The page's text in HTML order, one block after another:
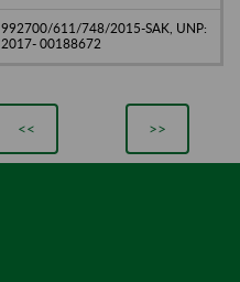
992700/611/748/2015-SAK, UNP:
2017- 00188672
<< >>